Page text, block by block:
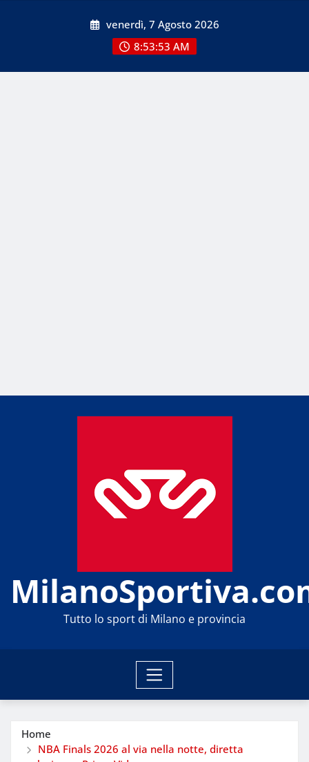
venerdì, 7 Agosto 2026
8:53:55 AM
Tutto lo sport di Milano e provincia
Home
NBA Finals 2026 al via nella notte, diretta